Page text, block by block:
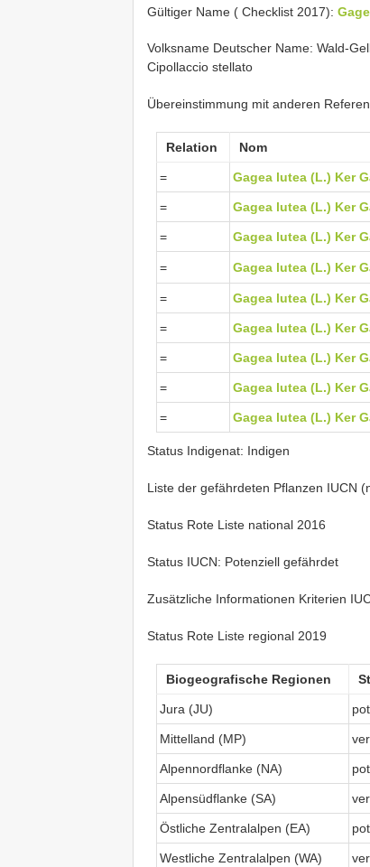
Gültiger Name ( Checklist 2017):
Volksname Deutscher Name: Wald-
Cipollaccio stellato
Übereinstimmung mit anderen
Relation Nom
= Gagea lutea (L.) Ker
= Gagea lutea (L.) Ker
= Gagea lutea (L.) Ker
= Gagea lutea (L.) Ker
= Gagea lutea (L.) Ker
= Gagea lutea (L.) Ker
= Gagea lutea (L.) Ker
= Gagea lutea (L.) Ker
= Gagea lutea (L.) Ker
Status Indigenat: Indigen
Liste der gefährdeten Pflanzen IUCN
Status Rote Liste national 2016
Status IUCN: Potenziell gefährdet
Zusätzliche Informationen Kriterien
Status Rote Liste regional 2019
Biogeografische Regionen
Jura (JU)
Mittelland (MP)
Alpennordflanke (NA)
Alpensüdflanke (SA)
Östliche Zentralalpen (EA)
Westliche Zentralalpen (WA)